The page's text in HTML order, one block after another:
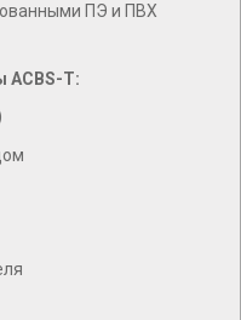
ПЭ и ПВХ
ACBS-T: